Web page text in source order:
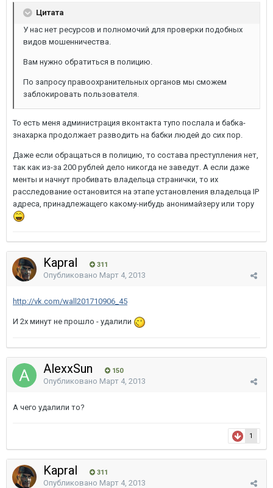
Цитата
У нас нет ресурсов и полномочий для проверки подобных
видов мошенничества.
Вам нужно обратиться в полицию.
По запросу правоохранительных органов мы сможем
заблокировать пользователя.
То есть меня администрация вконтакта тупо послала и бабка-
знахарка продолжает разводить на бабки людей до сих пор.
Даже если обращаться в полицию, то состава преступления нет,
так как из-за 200 рублей дело никогда не заведут. А если даже
менты и начнут пробивать владельца странички, то их
расследование остановится на этапе установления владельца IP
адреса, принадлежащего какому-нибудь анонимайзеру или тору
Kapral 311
Опубликовано Март 4, 2013
http://vk.com/wall201710906_45
И 2х минут не прошло - удалили
AlexxSun 150
Опубликовано Март 4, 2013
А чего удалили то?
1
Kapral 311
Опубликовано Март 4, 2013